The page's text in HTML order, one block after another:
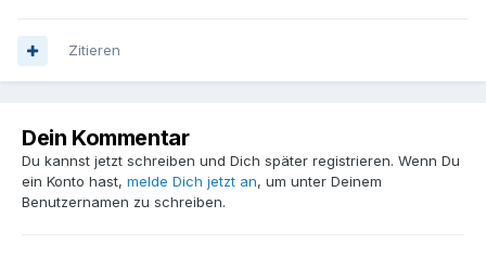
Zitieren
Dein Kommentar
Du kannst jetzt schreiben und Dich später registrieren. Wenn Du
ein Konto hast, melde Dich jetzt an, um unter Deinem
Benutzernamen zu schreiben.